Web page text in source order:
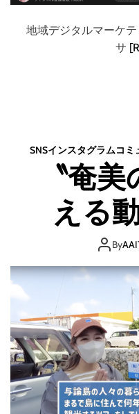
地域デジタルマーケ
サ
SNSインスタグラムコミ
〝奄
える
By